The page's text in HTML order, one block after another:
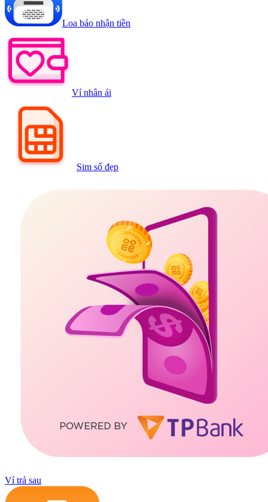
Loa báo nhận tiền
Ví nhân ái
Sim số đẹp
Ví trả sau